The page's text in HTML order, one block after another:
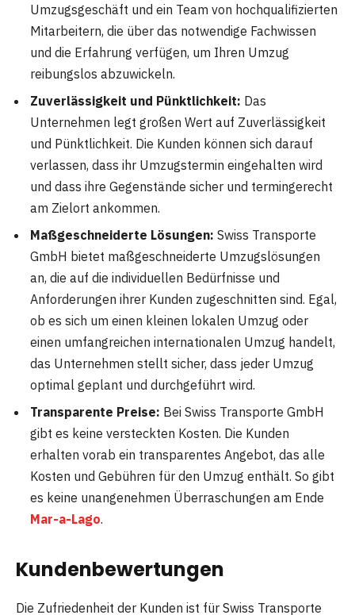
Umzugsgeschäft und ein Team von hochqualifizierten
Mitarbeitern, die über das notwendige Fachwissen
und die Erfahrung verfügen, um Ihren Umzug
reibungslos abzuwickeln.
Zuverlässigkeit und Pünktlichkeit: Das
Unternehmen legt großen Wert auf Zuverlässigkeit
und Pünktlichkeit. Die Kunden können sich darauf
verlassen, dass ihr Umzugstermin eingehalten wird
und dass ihre Gegenstände sicher und termingerecht
am Zielort ankommen.
Maßgeschneiderte Lösungen: Swiss Transporte
GmbH bietet maßgeschneiderte Umzugslösungen
an, die auf die individuellen Bedürfnisse und
Anforderungen ihrer Kunden zugeschnitten sind. Egal,
ob es sich um einen kleinen lokalen Umzug oder
einen umfangreichen internationalen Umzug handelt,
das Unternehmen stellt sicher, dass jeder Umzug
optimal geplant und durchgeführt wird.
Transparente Preise: Bei Swiss Transporte GmbH
gibt es keine versteckten Kosten. Die Kunden
erhalten vorab ein transparentes Angebot, das alle
Kosten und Gebühren für den Umzug enthält. So gibt
es keine unangenehmen Überraschungen am Ende
Mar-a-Lago.
Kundenbewertungen
Die Zufriedenheit der Kunden ist für Swiss Transporte